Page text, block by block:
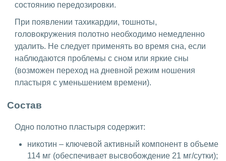
состоянию передозировки.
При появлении тахикардии, тошноты,
головокружения полотно необходимо немедленно
удалить. Не следует применять во время сна, если
наблюдаются проблемы с сном или яркие сны
(возможен переход на дневной режим ношения
пластыря с уменьшением времени).
Состав
Одно полотно пластыря содержит:
никотин – ключевой активный компонент в объеме
114 мг (обеспечивает высвобождение 21 мг/сутки);